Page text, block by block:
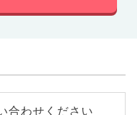
合わせください